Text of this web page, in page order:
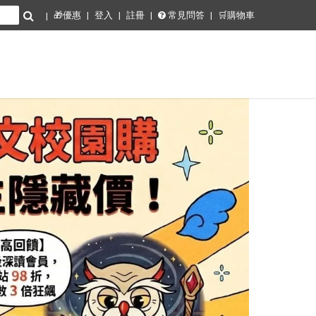
🎁優惠 登入 註冊 常見問答 🛒購物車